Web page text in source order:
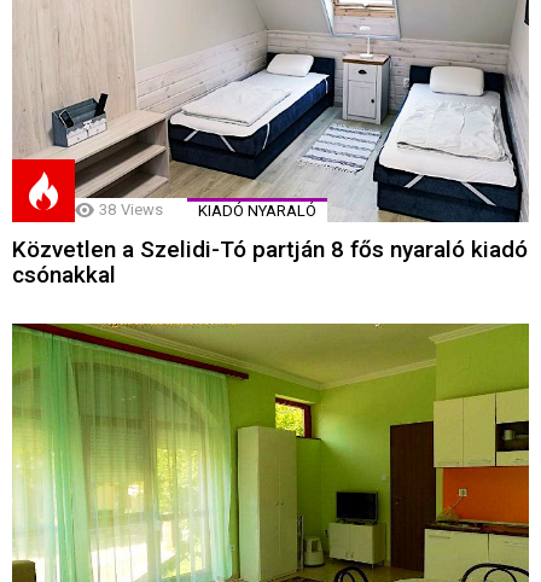
38 Views KIADÓ NYARALÓ
Közvetlen a Szelidi-Tó partján 8 fős nyaraló kiadó
csónakkal